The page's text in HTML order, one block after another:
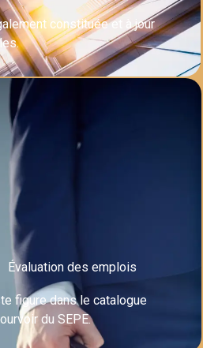
constituée et à jour
Évaluation des emplois
figure dans le catalogue
du SEPE.